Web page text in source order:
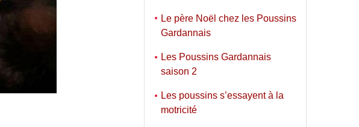
Le père Noël chez les Poussins
Gardannais
Les Poussins Gardannais
saison 2
Les poussins s’essayent à la
motricité